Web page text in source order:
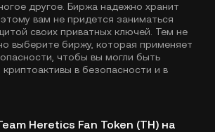
другое. Биржа надежно хранит
вам не придется заниматься
своих приватных ключей. Тем не
выберите биржу, которая применяет
чтобы вы могли быть
в безопасности и в
Heretics Fan Token (TH) на